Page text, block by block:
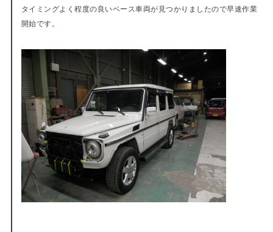
タイミングよく程度の良いベース車両が見つかりましたので早速作業
開始です。